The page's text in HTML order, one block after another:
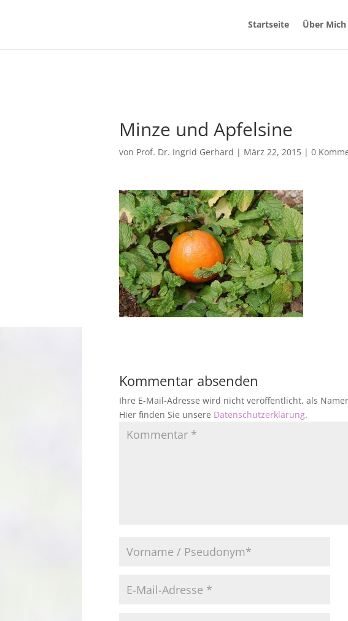
Startseite Über Mich
Minze und Apfelsine
von Prof. Dr. Ingrid Gerhard | März 22, 2015| 0
Kommentar absenden
Ihre E-Mail-Adresse wird nicht veröffentlicht, als
Hier finden Sie unsere Datenschutzerklärung.